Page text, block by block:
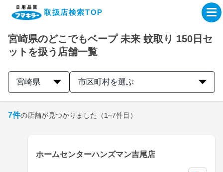
取扱店検索TOP
企業・IR情報サイト
製品情報サイト
取扱店検索はこちら
宮崎県のどこでもベープ 未来 蚊取り 150日セ
ットを扱う店舗一覧
宮崎県 市区町村を選ぶ
7件の店舗が見つかりました （1~7件目）
ホームセンターハンズマン吉尾店